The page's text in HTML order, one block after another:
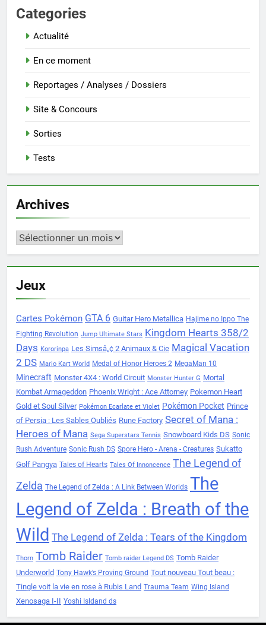
Categories
Actualité
En ce moment
Reportages / Analyses / Dossiers
Site & Concours
Sorties
Tests
Archives
Archives
Jeux
Cartes Pokémon GTA 6 Guitar Hero Metallica Hajime no Ippo The
Fighting Revolution Jump Ultimate Stars Kingdom Hearts 358/2
Days Kororinpa Les Simsâ„¢ 2 Animaux & Cie Magical Vacation
2 DS Mario Kart World Medal of Honor Heroes 2 MegaMan 10
Minecraft Monster 4X4 : World Circuit Monster Hunter G Mortal
Kombat Armageddon Phoenix Wright : Ace Attorney Pokemon Heart
Gold et Soul Silver Pokémon Ecarlate et Violet Pokémon Pocket Prince
of Persia : Les Sables Oubliés Rune Factory Secret of Mana :
Heroes of Mana Sega Superstars Tennis Snowboard Kids DS Sonic
Rush Adventure Sonic Rush DS Spore Hero - Arena - Creatures Sukatto
Golf Pangya Tales of Hearts Tales Of Innoncence The Legend of
Zelda The Legend of Zelda : A Link Between Worlds The
Legend of Zelda : Breath of the
Wild The Legend of Zelda : Tears of the Kingdom
Thorn Tomb Raider Tomb raider Legend DS Tomb Raider
Underworld Tony Hawk’s Proving Ground Tout nouveau Tout beau :
Tingle voit la vie en rose à Rubis Land Trauma Team Wing Island
Xenosaga I-II Yoshi Isldand ds